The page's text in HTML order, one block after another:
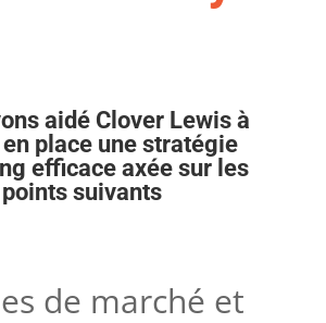
aidé Clover Lewis à
place une stratégie
efficace axée sur les
points suivants
de marché et